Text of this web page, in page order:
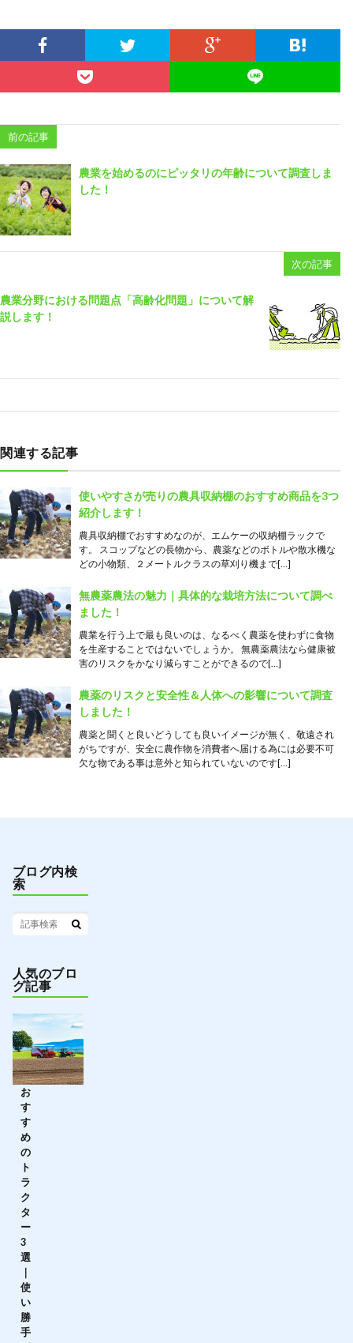
前の記事
農業を始めるのにピッタリの年齢について調査しま
した！
次の記事
農業分野における問題点「高齢化問題」について解
説します！
関連する記事
使いやすさが売りの農具収納棚のおすすめ商品を3つ
紹介します！
農具収納棚でおすすめなのが、エムケーの収納棚ラックで
す。 スコップなどの長物から、農薬などのボトルや散水機な
どの小物類、２メートルクラスの草刈り機まで[…]
無農薬農法の魅力｜具体的な栽培方法について調べ
ました！
農業を行う上で最も良いのは、なるべく農薬を使わずに食物
を生産することではないでしょうか。 無農薬農法なら健康被
害のリスクをかなり減らすことができるので[…]
農薬のリスクと安全性＆人体への影響について調査
しました！
農薬と聞くと良いどうしても良いイメージが無く、敬遠され
がちですが、安全に農作物を消費者へ届ける為には必要不可
欠な物である事は意外と知られていないのです[…]
ブログ内検
索
人気のブロ
グ記事
お
す
す
め
の
ト
ラ
ク
タ
ー
3
選
｜
使
い
勝
手